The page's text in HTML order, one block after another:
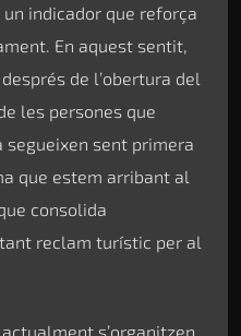
indicador que reforça
En aquest sentit,
de l’obertura del
les persones que
sent primera
que estem arribant al
consolida
reclam turístic per al
s’organitzen